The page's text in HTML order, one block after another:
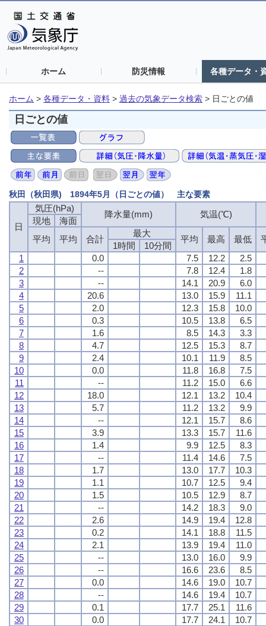
ホーム 防災情報 各種データ・
ホーム > 各種データ・資料 > 過去の気象データ検索 > 日ごとの値
日ごとの値
秋田（秋田県) 1894年5月（日ごとの値） 主な要素
日
気圧(hPa)
降水量(mm) 気温(℃)
現地
海面
平均
平均 合計
最大
平均 最高 最低
1時間
10分間
1
0.0 7.5 12.2
2.5
2
-- 7.8 12.4
1.8
3
-- 14.1 20.9
6.0
4
20.6 13.0 15.9
11.1
5
2.0 12.3 15.8
10.0
6
0.3 10.5 13.8
6.5
7
1.6 8.5 14.3
3.3
8
4.7 12.5 15.3
8.7
9
2.4 10.1 11.9
8.5
10
0.0 11.8 16.8
7.5
11
-- 11.2 15.0
6.6
12
18.0 12.1 13.2
10.4
13
5.7 11.2 13.2
9.9
14
-- 12.1 15.7
8.6
15
3.9 13.3 15.7
11.6
16
1.4 9.9 12.5
8.3
17
-- 11.4 14.6
7.5
18
1.7 13.0 17.7
10.3
19
1.1 10.7 12.5
9.4
20
1.5 10.5 12.9
8.7
21
-- 14.2 18.3
9.0
22
2.6 14.9 19.4
12.8
23
0.2 14.1 18.8
11.5
24
2.1 13.9 19.4
11.0
25
-- 13.0 16.0
9.9
26
-- 16.6 23.6
8.5
27
0.0 14.6 19.0
10.7
28
-- 14.6 19.4
10.7
29
0.1 17.7 25.1
11.6
30
0.0 17.7 24.1
10.7